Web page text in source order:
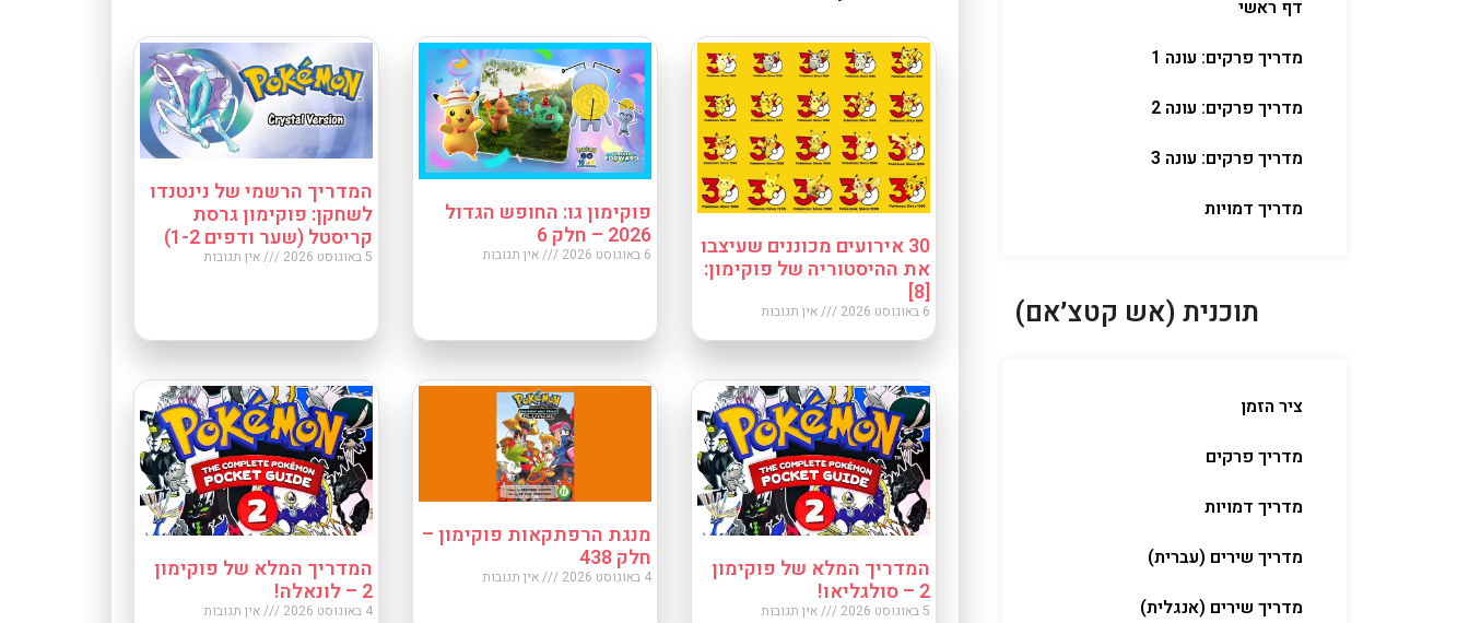
דף ראשי
מדריך פרקים: עונה 1
מדריך פרקים: עונה 2
מדריך פרקים: עונה 3
מדריך דמויות
תוכנית (אש קטצ׳אם)
ציר הזמן
מדריך פרקים
מדריך דמויות
מדריך שירים (עברית)
מדריך שירים (אנגלית)
30 אירועים מכוננים שעיצבו
את ההיסטוריה של פוקימון:
[8]
6 באוגוסט 2026 אין תגובות
פוקימון גו: החופש הגדול
2026 – חלק 6
6 באוגוסט 2026 אין תגובות
המדריך הרשמי של נינטנדו
לשחקן: פוקימון גרסת
קריסטל (שער ודפים 1-2)
5 באוגוסט 2026 אין תגובות
המדריך המלא של פוקימון
2 – סולגליאו!
5 באוגוסט 2026 אין תגובות
מנגת הרפתקאות פוקימון –
חלק 438
4 באוגוסט 2026 אין תגובות המדריך המלא של פוקימון
2 – לונאלה!
4 באוגוסט 2026 אין תגובות